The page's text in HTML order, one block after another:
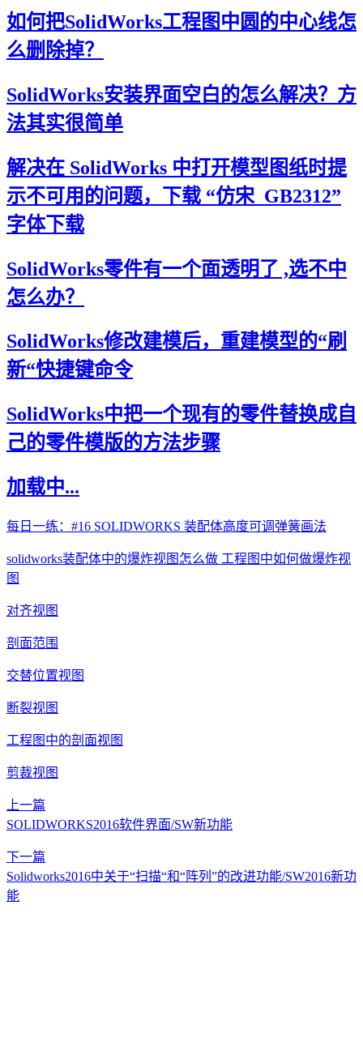
如何把SolidWorks工程图中圆的中心线怎
么删除掉？
SolidWorks安装界面空白的怎么解决？方
法其实很简单
解决在 SolidWorks 中打开模型图纸时提
示不可用的问题，下载 “仿宋_GB2312”
字体下载
SolidWorks零件有一个面透明了 ,选不中
怎么办？
SolidWorks修改建模后，重建模型的“刷
新“快捷键命令
SolidWorks中把一个现有的零件替换成自
己的零件模版的方法步骤
加载中...
每日一练：#16 SOLIDWORKS 装配体高度可调弹簧画法
solidworks装配体中的爆炸视图怎么做 工程图中如何做爆炸视
图
对齐视图
剖面范围
交替位置视图
断裂视图
工程图中的剖面视图
剪裁视图
上一篇
SOLIDWORKS2016软件界面/SW新功能
下一篇
Solidworks2016中关于“扫描“和“阵列”的改进功能/SW2016新功
能